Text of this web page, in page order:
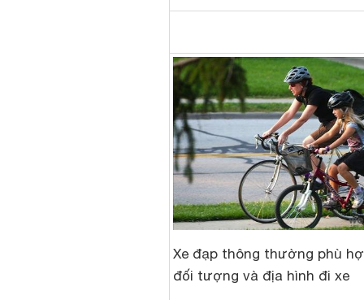
Xe đạp thông thường phù
đối tượng và địa hình đi xe